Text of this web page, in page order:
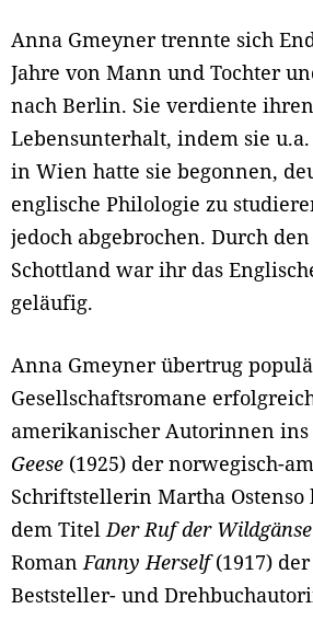
Anna Gmeyner trennte sich
Jahre von Mann und Tochter
nach Berlin. Sie verdiente ihren
Lebensunterhalt, indem sie
in Wien hatte sie begonnen,
englische Philologie zu
jedoch abgebrochen. Durch
Schottland war ihr das
geläufig.
Anna Gmeyner übertrug
Gesellschaftsromane
amerikanischer Autorinnen ins
Geese (1925) der norwegisch-
Schriftstellerin Martha Ostenso
dem Titel Der Ruf der Wildgänse
Roman Fanny Herself(1917)
Beststeller- und